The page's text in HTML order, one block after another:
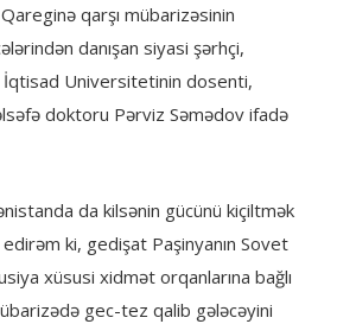
qarşı mübarizəsinin
danışan siyasi şərhçi,
Universitetinin dosenti,
doktoru Pərviz Səmədov ifadə
da kilsənin gücünü kiçiltmək
ki, gedişat Paşinyanın Sovet
xüsusi xidmət orqanlarına bağlı
gec-tez qalib gələcəyini